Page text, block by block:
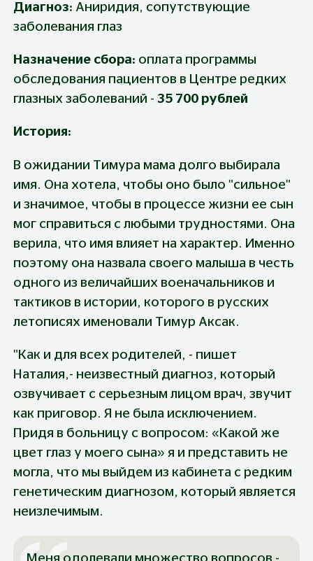
Диагноз: Аниридия, сопутствующие
заболевания глаз
Назначение сбора: оплата программы
обследования пациентов в Центре редких
глазных заболеваний - 35 700 рублей
История:
В ожидании Тимура мама долго выбирала
имя. Она хотела, чтобы оно было "сильное"
и значимое, чтобы в процессе жизни ее сын
мог справиться с любыми трудностями. Она
верила, что имя влияет на характер. Именно
поэтому она назвала своего малыша в честь
одного из величайших военачальников и
тактиков в истории, которого в русских
летописях именовали Тимур Аксак.
"Как и для всех родителей, - пишет
Наталия,- неизвестный диагноз, который
озвучивает с серьезным лицом врач, звучит
как приговор. Я не была исключением.
Придя в больницу с вопросом: «Какой же
цвет глаз у моего сына» я и представить не
могла, что мы выйдем из кабинета с редким
генетическим диагнозом, который является
неизлечимым.